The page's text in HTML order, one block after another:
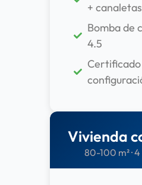
+ canaletas
Bomba de
4.5
Certificado
Vivienda
80-100 m² ·